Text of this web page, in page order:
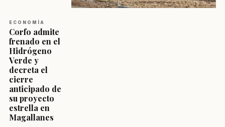
ECONOMÍA
Corfo admite
frenado en el
Hidrógeno
Verde y
decreta el
cierre
anticipado de
su proyecto
estrella en
Magallanes